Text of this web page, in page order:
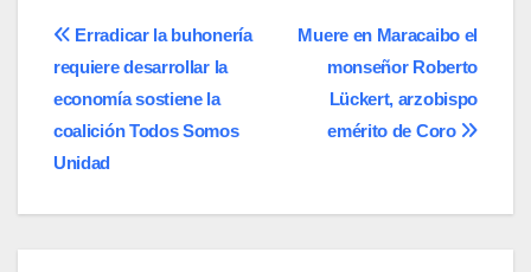
Navegación
de
entradas
Muere en Maracaibo el
monseñor Roberto
Lückert, arzobispo
emérito de Coro
Erradicar la buhonería
requiere desarrollar la
economía sostiene la
coalición Todos Somos
Unidad